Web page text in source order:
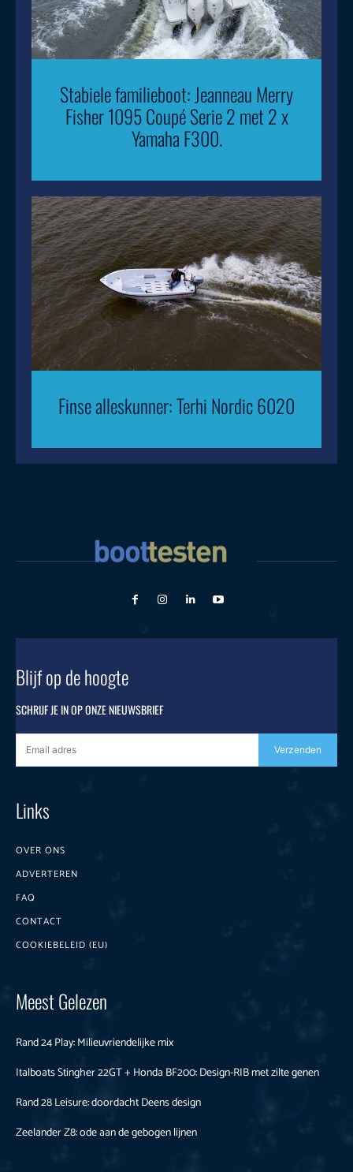
Stabiele familieboot: Jeanneau Merry
Fisher 1095 Coupé Serie 2 met 2 x
Yamaha F300.
Finse alleskunner: Terhi Nordic 6020
Blijf op de hoogte
SCHRIJF JE IN OP ONZE NIEUWSBRIEF
Verzenden
Links
OVER ONS
ADVERTEREN
FAQ
CONTACT
COOKIEBELEID (EU)
Meest Gelezen
Rand 24 Play: Milieuvriendelijke mix
Italboats Stingher 22GT + Honda BF200: Design-RIB met zilte genen
Rand 28 Leisure: doordacht Deens design
Zeelander Z8: ode aan de gebogen lijnen